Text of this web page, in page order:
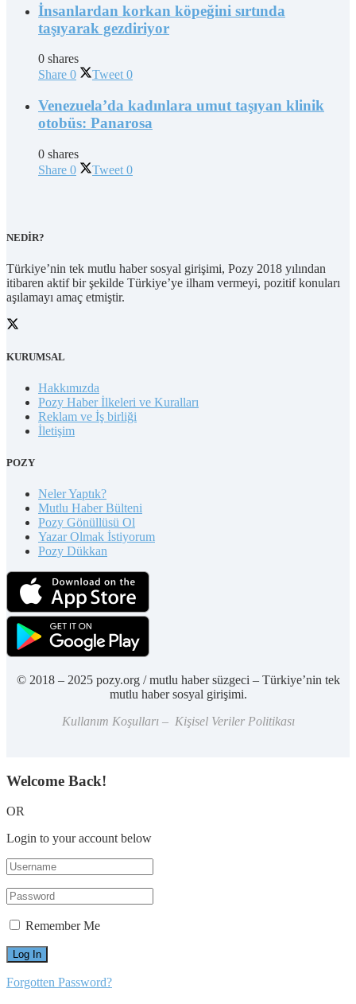
İnsanlardan korkan köpeğini sırtında
taşıyarak gezdiriyor
0 shares
Share 0 Tweet 0
Venezuela’da kadınlara umut taşıyan klinik
otobüs: Panarosa
0 shares
Share 0 Tweet 0
NEDİR?
Türkiye’nin tek mutlu haber sosyal girişimi, Pozy 2018 yılından
itibaren aktif bir şekilde Türkiye’ye ilham vermeyi, pozitif konuları
aşılamayı amaç etmiştir.
KURUMSAL
Hakkımızda
Pozy Haber İlkeleri ve Kuralları
Reklam ve İş birliği
İletişim
POZY
Neler Yaptık?
Mutlu Haber Bülteni
Pozy Gönüllüsü Ol
Yazar Olmak İstiyorum
Pozy Dükkan
© 2018 – 2025 pozy.org / mutlu haber süzgeci – Türkiye’nin tek
mutlu haber sosyal girişimi.
Kullanım Koşulları – Kişisel Veriler Politikası
Welcome Back!
OR
Login to your account below
Remember Me
Forgotten Password?